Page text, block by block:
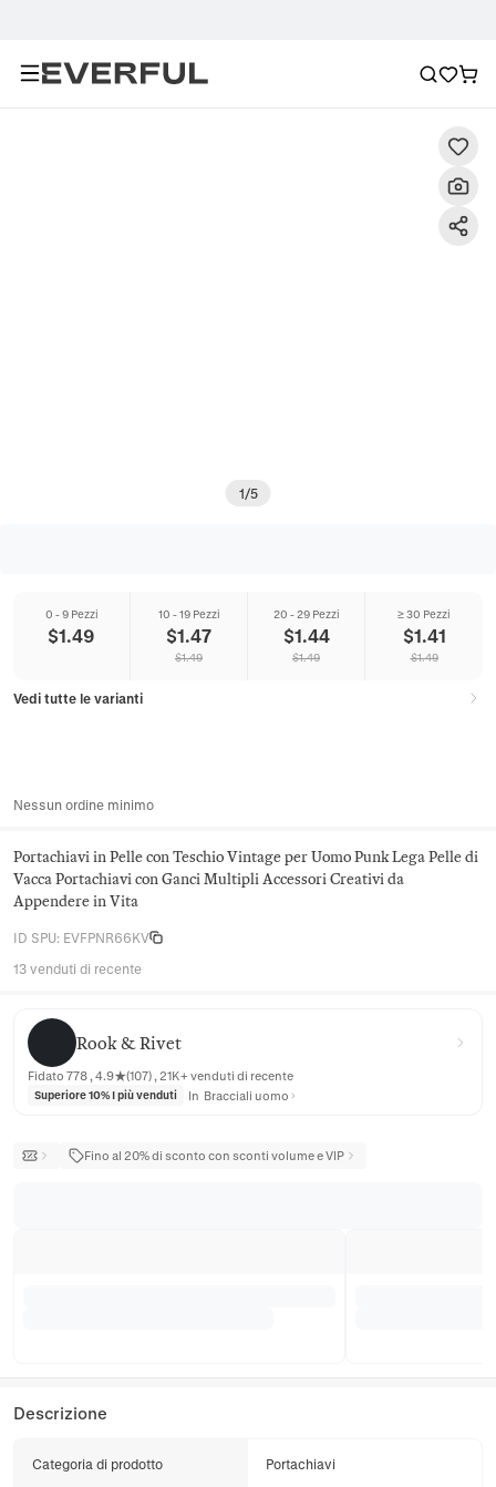
1/5
0 - 9 Pezzi
$1.49
10 - 19 Pezzi
$1.47
$1.49
20 - 29 Pezzi
$1.44
$1.49
≥ 30 Pezzi
$1.41
$1.49
Vedi tutte le varianti
Nessun ordine minimo
Portachiavi in Pelle con Teschio Vintage per Uomo Punk Lega Pelle di
Vacca Portachiavi con Ganci Multipli Accessori Creativi da
Appendere in Vita
ID SPU: EVFPNR66KV
13 venduti di recente
Rook & Rivet
Rook & Rivet
Fidato 778 , 4.9★(107) , 21K+ venduti di recente
Superiore 10% I più venduti In Bracciali uomo
Fino al 20% di sconto con sconti volume e VIP
Descrizione
Categoria di prodotto Portachiavi